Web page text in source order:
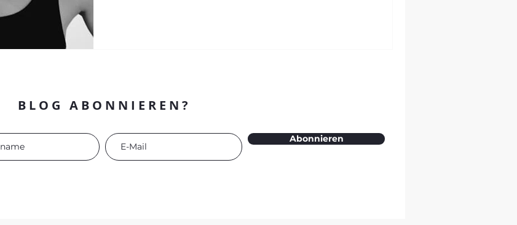
BLOG ABONNIEREN?
Abonnieren